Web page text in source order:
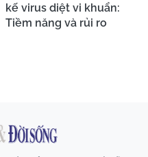
kế virus diệt vi khuẩn:
Tiềm năng và rủi ro